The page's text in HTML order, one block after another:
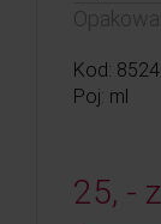
Kod:
Poj: ml
25, -